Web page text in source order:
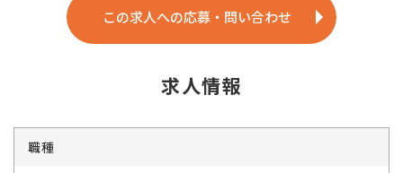
この求人への応募・問い合わせ
求人情報
職種